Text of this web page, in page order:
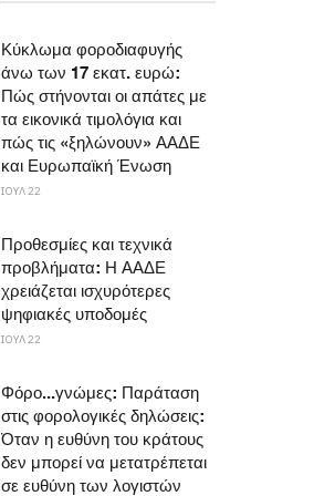
Κύκλωμα φοροδιαφυγής
άνω των 17 εκατ. ευρώ:
Πώς στήνονται οι απάτες με
τα εικονικά τιμολόγια και
πώς τις «ξηλώνουν» ΑΑΔΕ
και Ευρωπαϊκή Ένωση
ΙΟΥΛ 22
Προθεσμίες και τεχνικά
προβλήματα: Η ΑΑΔΕ
χρειάζεται ισχυρότερες
ψηφιακές υποδομές
ΙΟΥΛ 22
Φόρο...γνώμες: Παράταση
στις φορολογικές δηλώσεις:
Όταν η ευθύνη του κράτους
δεν μπορεί να μετατρέπεται
σε ευθύνη των λογιστών